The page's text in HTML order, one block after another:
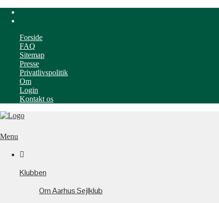
Forside
FAQ
Sitemap
Presse
Privatlivspolitik
Om
Login
Kontakt os
Menu

Klubben
Om Aarhus Sejlklub